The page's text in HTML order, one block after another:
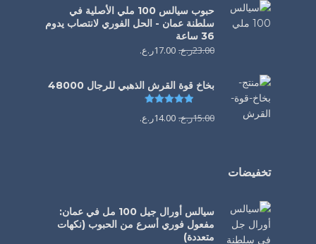
حبوب سيالس 100 ملي الأصلية في
سلطنة عمان - الحل الفوري لانتصاب يدوم
36 ساعة
23.00ر.ع. 17.00ر.ع.
بخاخ قوة القرش الذهبي للرجال 48000
تم التقييم
15.00ر.ع. 14.00ر.ع.
تخفيضات
سيالس أورال جيل 100 مل في عمان:
مفعول فوري أسرع من الحبوب (نكهات
متعددة)